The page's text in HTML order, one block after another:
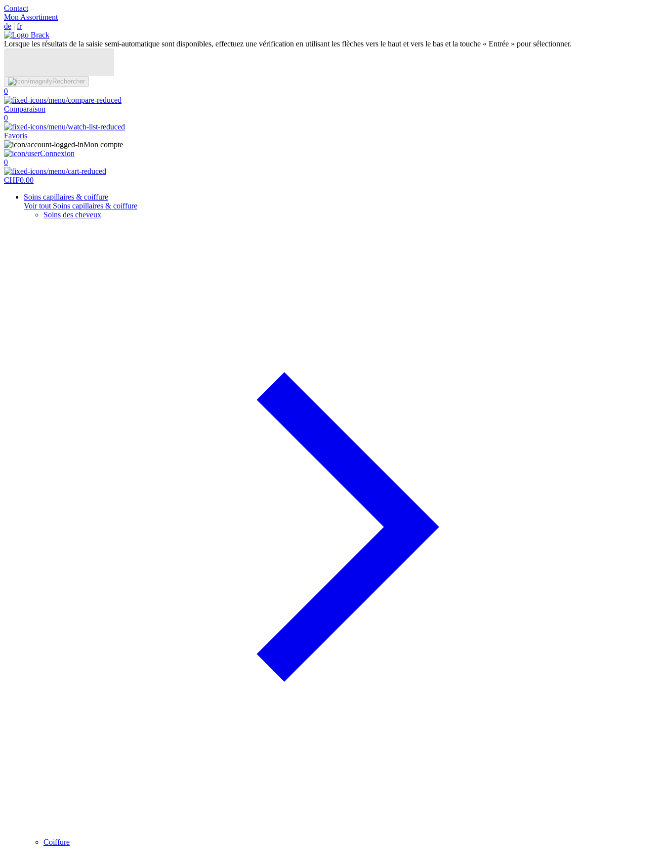
Contact
Mon Assortiment
de | fr
Lorsque les résultats de la saisie semi-automatique sont disponibles, effectuez une vérification en utilisant les flèches vers le haut et vers le bas et la touche « Entrée » pour sélectionner.
Rechercher
0
Comparaison
0
Favoris
Mon compte
Connexion
0
CHF0.00
Soins capillaires & coiffure
Voir tout Soins capillaires & coiffure
Soins des cheveux
Coiffure